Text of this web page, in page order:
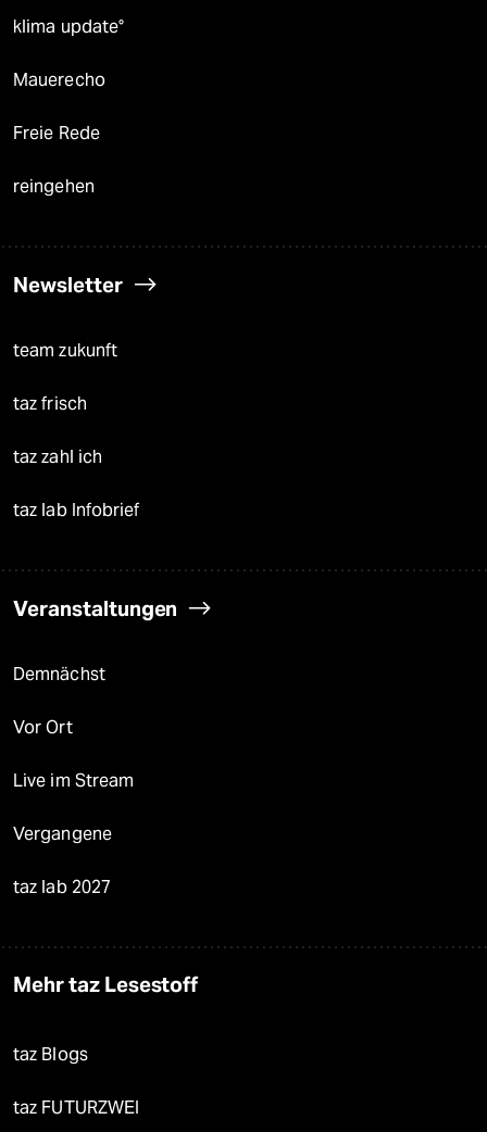
klima update°
Mauerecho
Freie Rede
reingehen
Newsletter
team zukunft
taz frisch
taz zahl ich
taz lab Infobrief
Veranstaltungen
Demnächst
Vor Ort
Live im Stream
Vergangene
taz lab 2027
Mehr taz Lesestoff
taz Blogs
taz FUTURZWEI